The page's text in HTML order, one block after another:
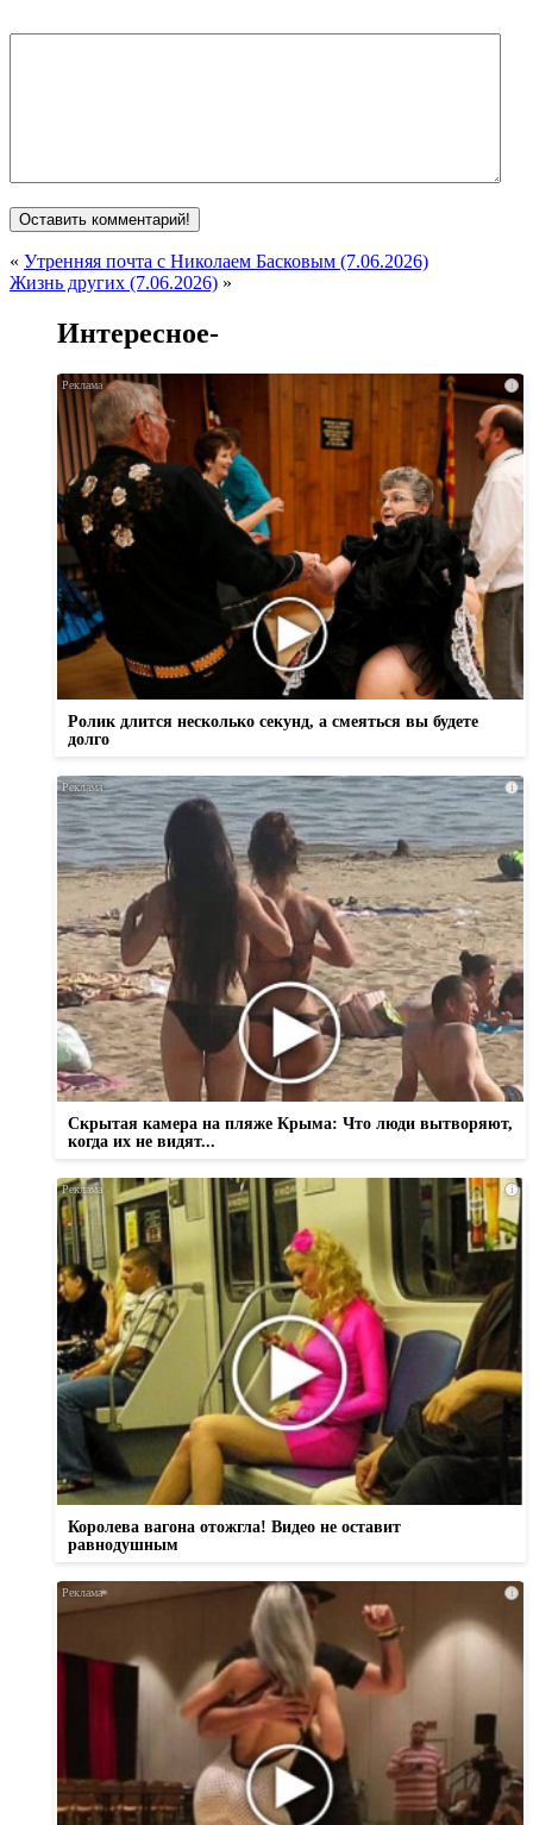
« Утренняя почта с Николаем Басковым (7.06.2026)
Жизнь других (7.06.2026) »
Интересное-
i
Ролик длится несколько секунд, а смеяться вы будете
долго
i
Скрытая камера на пляже Крыма: Что люди вытворяют,
когда их не видят...
i
Королева вагона отожгла! Видео не оставит
равнодушным
i